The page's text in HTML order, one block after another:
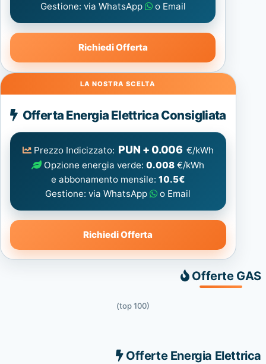
Gestione: via WhatsApp o Email
Richiedi Offerta
Energia
Elettrica
consigliata
Offerta Energia Elettrica Consigliata
Prezzo Indicizzato: PUN + 0.006 €/kWh
Opzione energia verde:0.008 €/kWh
e abbonamento mensile: 10.5€
Gestione: via WhatsApp
o Email
Richiedi Offerta
Offerte GAS
(top 100)
Offerte Energia Elettrica